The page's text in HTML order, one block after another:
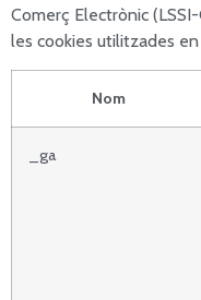
Comerç Electrònic
les cookies utilitzades
Nom
_ga